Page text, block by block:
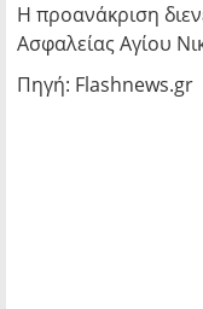
Η προανάκριση
Ασφαλείας Αγίου
Πηγή: Flashnews.gr